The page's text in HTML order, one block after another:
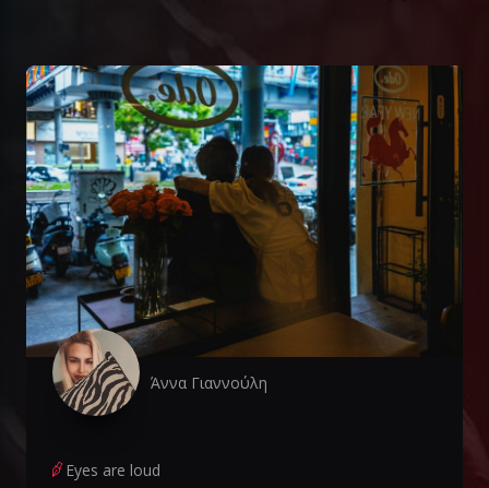
Άννα Γιαννούλη
Eyes are loud